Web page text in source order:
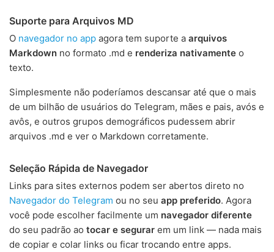
Suporte para Arquivos MD
O navegador no app agora tem suporte a arquivos
Markdown no formato .md e renderiza nativamente o
texto.
Simplesmente não poderíamos descansar até que o mais
de um bilhão de usuários do Telegram, mães e pais, avós e
avôs, e outros grupos demográficos pudessem abrir
arquivos .md e ver o Markdown corretamente.
Seleção Rápida de Navegador
Links para sites externos podem ser abertos direto no
Navegador do Telegram ou no seu app preferido. Agora
você pode escolher facilmente um navegador diferente
do seu padrão ao tocar e segurar em um link — nada mais
de copiar e colar links ou ficar trocando entre apps.